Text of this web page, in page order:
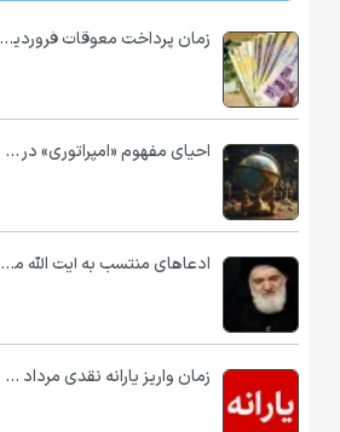
زمان پرداخت معوقات فروردین و اردیبهشت بازنشستگان مشخص شد؟/ کریمی: بازنشستگان توان خرید نان و پنیر هم ندارند؛ حقوق‌ها باید ۲ماه یک‌بار تغییر کند
احیای مفهوم «امپراتوری» در سیاست جهانی
ادعاهای منتسب به آیت الله مجتبی خامنه‌ای که تکذیب شد!
زمان واریز یارانه نقدی مرداد ۱۴۰۵ اعلام شد + جدول